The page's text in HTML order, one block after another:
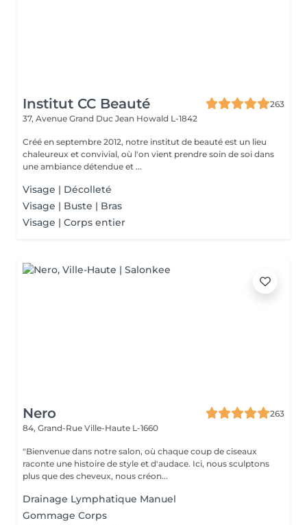
Institut CC Beauté
263
37, Avenue Grand Duc Jean Howald L-1842
Créé en septembre 2012, notre institut de beauté est un lieu
chaleureux et convivial, où l'on vient prendre soin de soi dans
une ambiance détendue et ...
Visage | Décolleté
Visage | Buste | Bras
Visage | Corps entier
Nero
263
84, Grand-Rue Ville-Haute L-1660
"Bienvenue dans notre salon, où chaque coup de ciseaux
raconte une histoire de style et d'audace. Ici, nous sculptons
plus que des cheveux, nous créon...
Drainage Lymphatique Manuel
Gommage Corps